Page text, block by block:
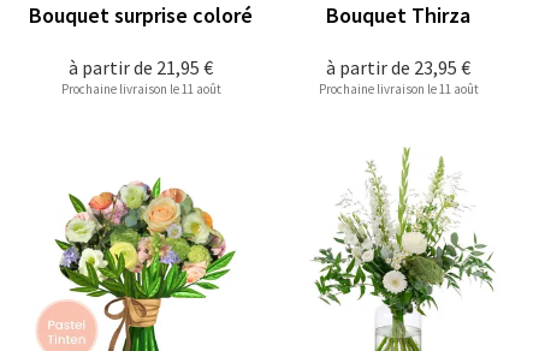
à partir de 21,95 €
Bouquet surprise coloré
Prochaine livraison le 11 août
à partir de 23,95 €
Bouquet Thirza
Prochaine livraison le 11 août